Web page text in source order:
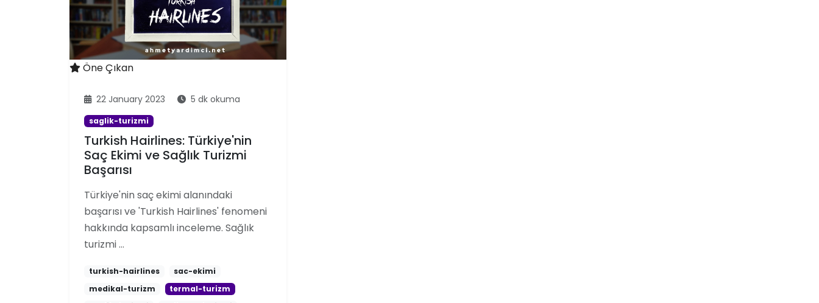
Öne Çıkan
22 January 2023 5 dk okuma
saglik-turizmi
Turkish Hairlines: Türkiye'nin
Saç Ekimi ve Sağlık Turizmi
Başarısı
Türkiye'nin saç ekimi alanındaki
başarısı ve 'Turkish Hairlines' fenomeni
hakkında kapsamlı inceleme. Sağlık
turizmi …
turkish-hairlines
sac-ekimi
medikal-turizm
termal-turizm